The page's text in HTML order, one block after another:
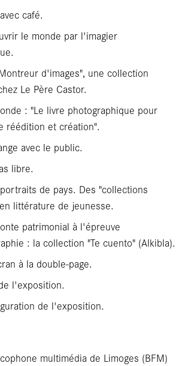
café.
le monde par l'imagier
d'images", une collection
Le Père Castor.
: "Le livre photographique pour
réédition et création".
avec le public.
libre.
de pays. Des "collections
littérature de jeunesse.
patrimonial à l'épreuve
: la collection "Te cuento" (Alkibla).
à la double-page.
l'exposition.
de l'exposition.
multimédia de Limoges (BFM)